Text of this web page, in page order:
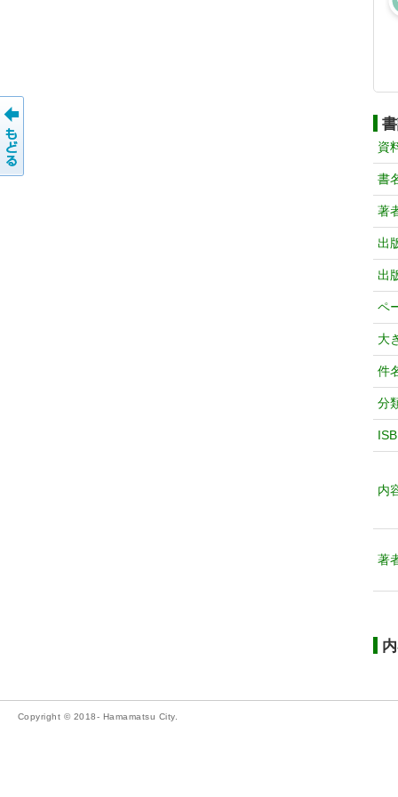
資
書
著
出
出
ペ
大
件
分
内
著
Copyright © 2018- Hamamatsu City.